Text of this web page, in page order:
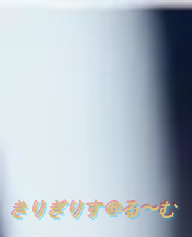
きりぎりす＠る〜む